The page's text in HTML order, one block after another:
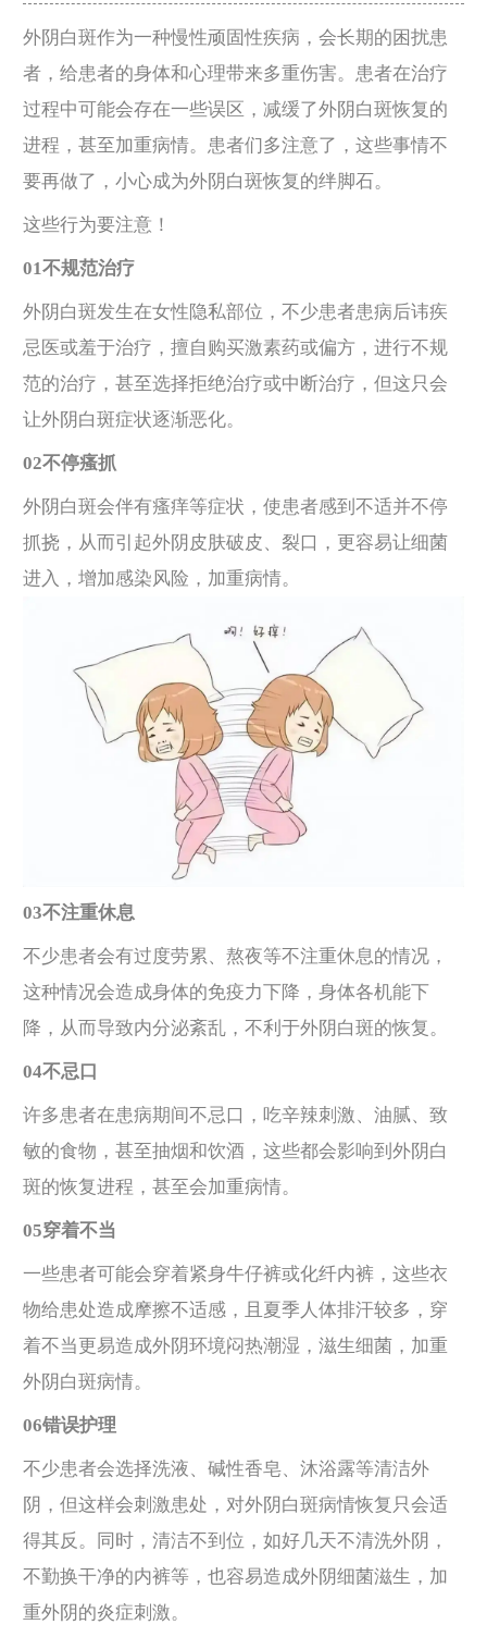
外阴白斑作为一种慢性顽固性疾病，会长期的困扰患
者，给患者的身体和心理带来多重伤害。患者在治疗
过程中可能会存在一些误区，减缓了外阴白斑恢复的
进程，甚至加重病情。患者们多注意了，这些事情不
要再做了，小心成为外阴白斑恢复的绊脚石。
这些行为要注意！
01不规范治疗
外阴白斑发生在女性隐私部位，不少患者患病后讳疾
忌医或羞于治疗，擅自购买激素药或偏方，进行不规
范的治疗，甚至选择拒绝治疗或中断治疗，但这只会
让外阴白斑症状逐渐恶化。
02不停瘙抓
外阴白斑会伴有瘙痒等症状，使患者感到不适并不停
抓挠，从而引起外阴皮肤破皮、裂口，更容易让细菌
进入，增加感染风险，加重病情。
03不注重休息
不少患者会有过度劳累、熬夜等不注重休息的情况，
这种情况会造成身体的免疫力下降，身体各机能下
降，从而导致内分泌紊乱，不利于外阴白斑的恢复。
04不忌口
许多患者在患病期间不忌口，吃辛辣刺激、油腻、致
敏的食物，甚至抽烟和饮酒，这些都会影响到外阴白
斑的恢复进程，甚至会加重病情。
05穿着不当
一些患者可能会穿着紧身牛仔裤或化纤内裤，这些衣
物给患处造成摩擦不适感，且夏季人体排汗较多，穿
着不当更易造成外阴环境闷热潮湿，滋生细菌，加重
外阴白斑病情。
06错误护理
不少患者会选择洗液、碱性香皂、沐浴露等清洁外
阴，但这样会刺激患处，对外阴白斑病情恢复只会适
得其反。同时，清洁不到位，如好几天不清洗外阴，
不勤换干净的内裤等，也容易造成外阴细菌滋生，加
重外阴的炎症刺激。